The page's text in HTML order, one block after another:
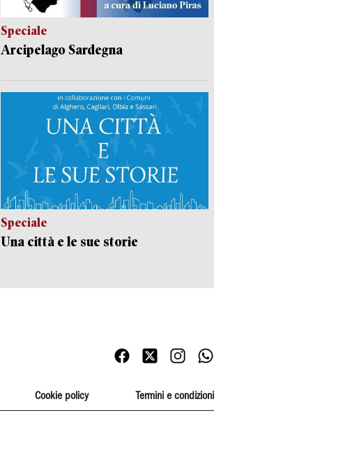
Speciale
Arcipelago Sardegna
Speciale
Una città e le sue storie
Cookie policy Termini e condizioni